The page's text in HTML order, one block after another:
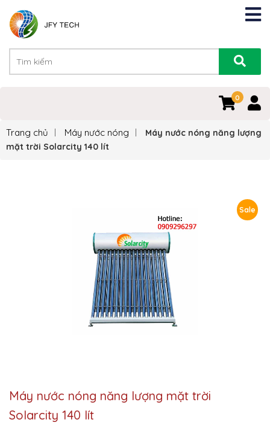
0
Trang chủ Máy nước nóng
Máy nước nóng năng lượng
mặt trời Solarcity 140 lít
Sale
Máy nước nóng năng lượng mặt trời
Solarcity 140 lít